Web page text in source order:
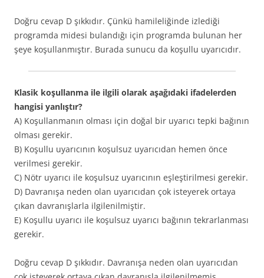
Doğru cevap D şıkkıdır. Çünkü hamileliğinde izlediği
programda midesi bulandığı için programda bulunan her
şeye koşullanmıştır. Burada sunucu da koşullu uyarıcıdır.
Klasik koşullanma ile ilgili olarak aşağıdaki ifadelerden
hangisi yanlıştır?
A) Koşullanmanın olması için doğal bir uyarıcı tepki bağının
olması gerekir.
B) Koşullu uyarıcının koşulsuz uyarıcıdan hemen önce
verilmesi gerekir.
C) Nötr uyarıcı ile koşulsuz uyarıcının eşleştirilmesi gerekir.
D) Davranışa neden olan uyarıcıdan çok isteyerek ortaya
çıkan davranışlarla ilgilenilmiştir.
E) Koşullu uyarıcı ile koşulsuz uyarıcı bağının tekrarlanması
gerekir.
Doğru cevap D şıkkıdır. Davranışa neden olan uyarıcıdan